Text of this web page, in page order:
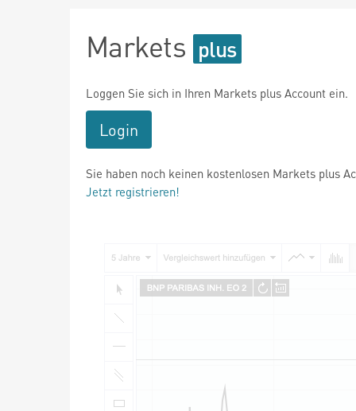
Markets
Loggen Sie sich in Ihren Markets plus Account ein.
Login
Sie haben noch keinen kostenlosen Markets plus
Jetzt registrieren!